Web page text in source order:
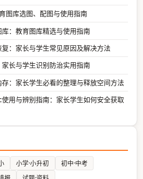
图库选图、配图与使用指南
：教育图库精选与使用指南
：家长与学生常见原因及解决方法
长与学生识别防治实用指南
：家长学生必看的整理与释放空间方法
用与辨别指南：家长学生如何安全获取
小学·小升初
初中·中考